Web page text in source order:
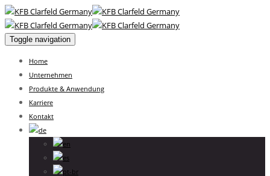
Toggle navigation
Home
Unternehmen
Produkte & Anwendung
Karriere
Kontakt